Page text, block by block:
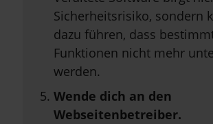
Sicherheitsrisiko, sondern
dazu führen, dass
Funktionen nicht mehr
werden.
Wende dich an den
Webseitenbetreiber.